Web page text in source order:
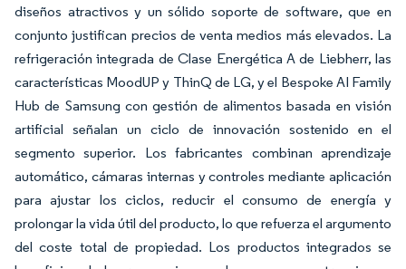
diseños atractivos y un sólido soporte de software, que en
conjunto justifican precios de venta medios más elevados. La
refrigeración integrada de Clase Energética A de Liebherr, las
características MoodUP y ThinQ de LG, y el Bespoke AI Family
Hub de Samsung con gestión de alimentos basada en visión
artificial señalan un ciclo de innovación sostenido en el
segmento superior. Los fabricantes combinan aprendizaje
automático, cámaras internas y controles mediante aplicación
para ajustar los ciclos, reducir el consumo de energía y
prolongar la vida útil del producto, lo que refuerza el argumento
del coste total de propiedad. Los productos integrados se